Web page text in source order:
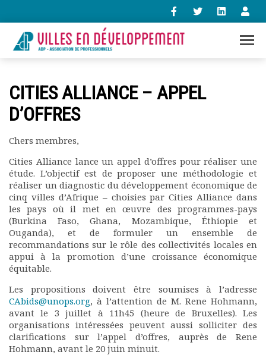
contact@villes-developpement.org
L’association
Qui sommes-nous ?
Présentation vidéo
Le bureau
Statuts de l’association
Vie de l’association
Calendrier des activités
Assemblées générales
Comptes rendus mensuels
Rapports moraux
Rapports financiers
Nous rejoindre
Le bulletin
Présentation du bulletin
Comité de rédaction
CITIES ALLIANCE – APPEL
D’OFFRES
Chers membres,
Cities Alliance lance un appel d’offres pour réaliser une
étude. L’objectif est de proposer une méthodologie et
réaliser un diagnostic du développement économique de
cinq villes d’Afrique – choisies par Cities Alliance dans
les pays où il met en œuvre des programmes-pays
(Burkina Faso, Ghana, Mozambique, Éthiopie et
Ouganda), et de formuler un ensemble de
recommandations sur le rôle des collectivités locales en
appui à la promotion d’une croissance économique
équitable.
Les propositions doivent être soumises à l’adresse
CAbids@unops.org, à l’attention de M. Rene Hohmann,
avant le 3 juillet à 11h45 (heure de Bruxelles). Les
organisations intéressées peuvent aussi solliciter des
clarifications sur l’appel d’offres, auprès de Rene
Hohmann, avant le 20 juin minuit.